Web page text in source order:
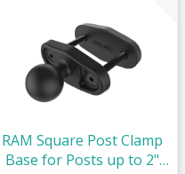
RAM Square Post Clamp
Base for Posts up to 2"